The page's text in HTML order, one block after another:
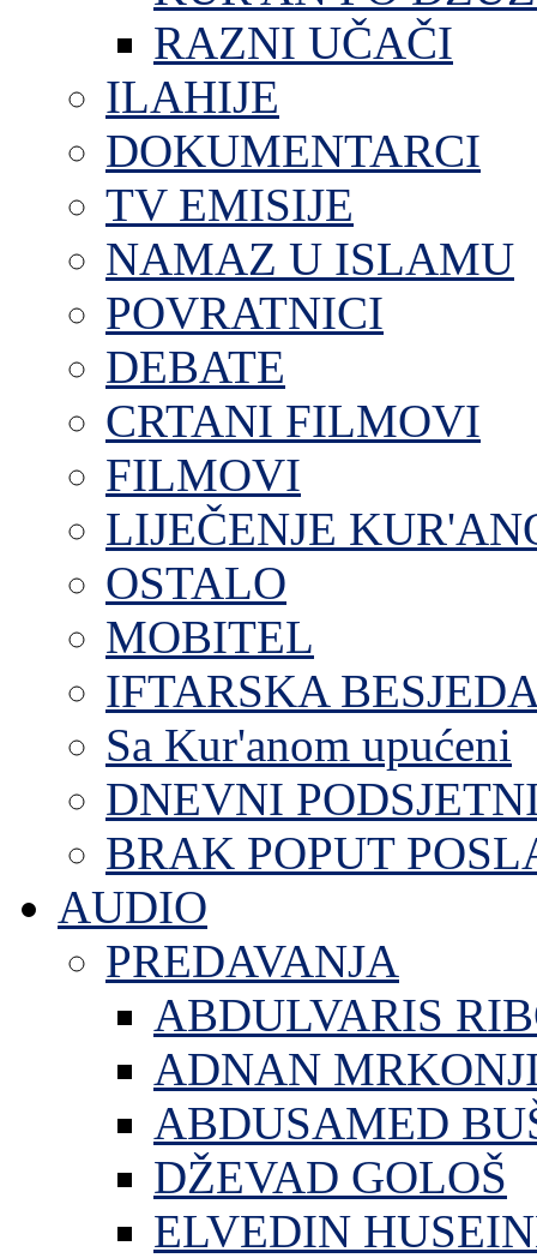
RAZNI UČAČI
ILAHIJE
DOKUMENTARCI
TV EMISIJE
NAMAZ U ISLAMU
POVRATNICI
DEBATE
CRTANI FILMOVI
FILMOVI
LIJEČENJE
OSTALO
MOBITEL
IFTARSKA
Sa Kur'anom upućeni
DNEVNI
BRAK POPUT
AUDIO
PREDAVANJA
ABDULVARIS
ADNAN
ABDUSAMED
DŽEVAD GOLOŠ
ELVEDIN